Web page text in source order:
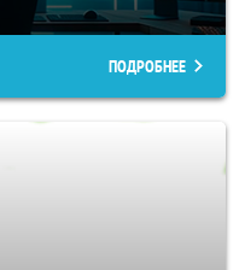
ПОДРОБНЕЕ